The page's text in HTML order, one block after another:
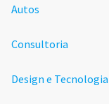
Autos
Consultoria
Design e Tecnologia